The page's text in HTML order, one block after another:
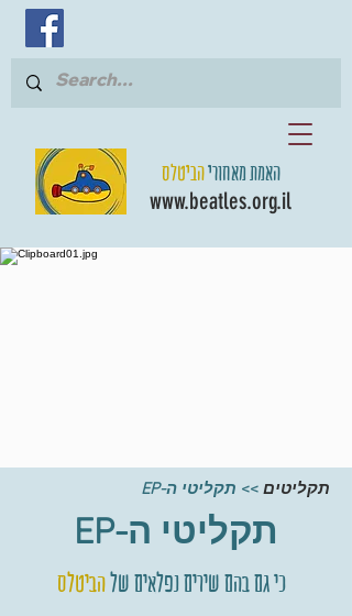
האמת מאחוריהביטלס
www.beatles.org.il
תקליטים >> תקליטי ה-EP
תקליטי ה-EP
כי גם בהם שירים נפלאים שלהביטלס